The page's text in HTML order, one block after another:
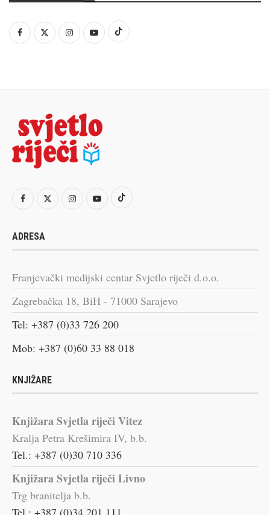
ADRESA
Franjevački medijski centar Svjetlo riječi d.o.o.
Zagrebačka 18, BiH - 71000 Sarajevo
Tel: +387 (0)33 726 200
Mob: +387 (0)60 33 88 018
KNJIŽARE
Knjižara Svjetla riječi Vitez
Kralja Petra Krešimira IV, b.b.
Tel.: +387 (0)30 710 336
Knjižara Svjetla riječi Livno
Trg branitelja b.b.
Tel.: +387 (0)34 201 111